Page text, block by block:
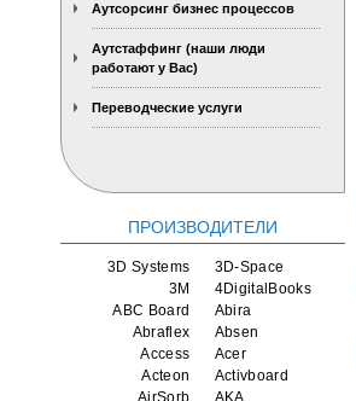
Аутсорсинг бизнес процессов
Аутстаффинг (наши люди
работают у Вас)
Переводческие услуги
ПРОИЗВОДИТЕЛИ
3D Systems
3D-Space
3M
4DigitalBooks
ABC Board
Abira
Abraflex
Absen
Access
Acer
Acteon
Activboard
AirSorb
AKA